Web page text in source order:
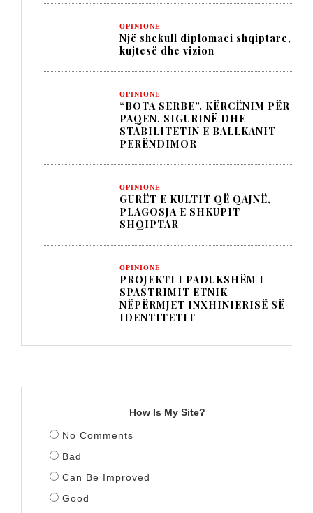
OPINIONE
Një shekull diplomaci shqiptare,
kujtesë dhe vizion
OPINIONE
“BOTA SERBE”, KËRCËNIM PËR
PAQEN, SIGURINË DHE
STABILITETIN E BALLKANIT
PERËNDIMOR
OPINIONE
GURËT E KULTIT QË QAJNË,
PLAGOSJA E SHKUPIT
SHQIPTAR
OPINIONE
PROJEKTI I PADUKSHËM I
SPASTRIMIT ETNIK
NËPËRMJET INXHINIERISË SË
IDENTITETIT
How Is My Site?
No Comments
Bad
Can Be Improved
Good